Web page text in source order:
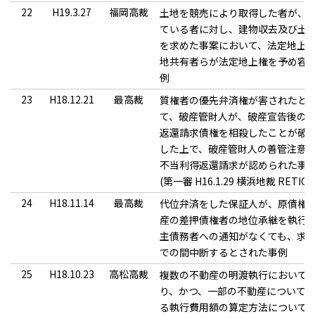
22
H19.3.27 福岡高裁
土地を競売により取得した者が、
ている者に対し、建物収去及び土
を求めた事案において、法定地上
地共有者らが法定地上権を予め容
例
23
H18.12.21 最高裁
質権者の優先弁済権が害されたと
て、破産管財人が、破産宣告後の
返還請求債権を相殺したことが破
した上で、破産管財人の善管注意
不当利得返還請求が認められた事
(第一審 H16.1.29 横浜地裁
24
H18.11.14 最高裁
代位弁済をした保証人が、原債権
産の差押債権者の地位承継を執行
主債務者への通知がなくても、求
での間中断するとされた事例
25
H18.10.23 高松高裁
複数の不動産の明渡執行において
り、かつ、一部の不動産について
る執行費用額の算定方法について